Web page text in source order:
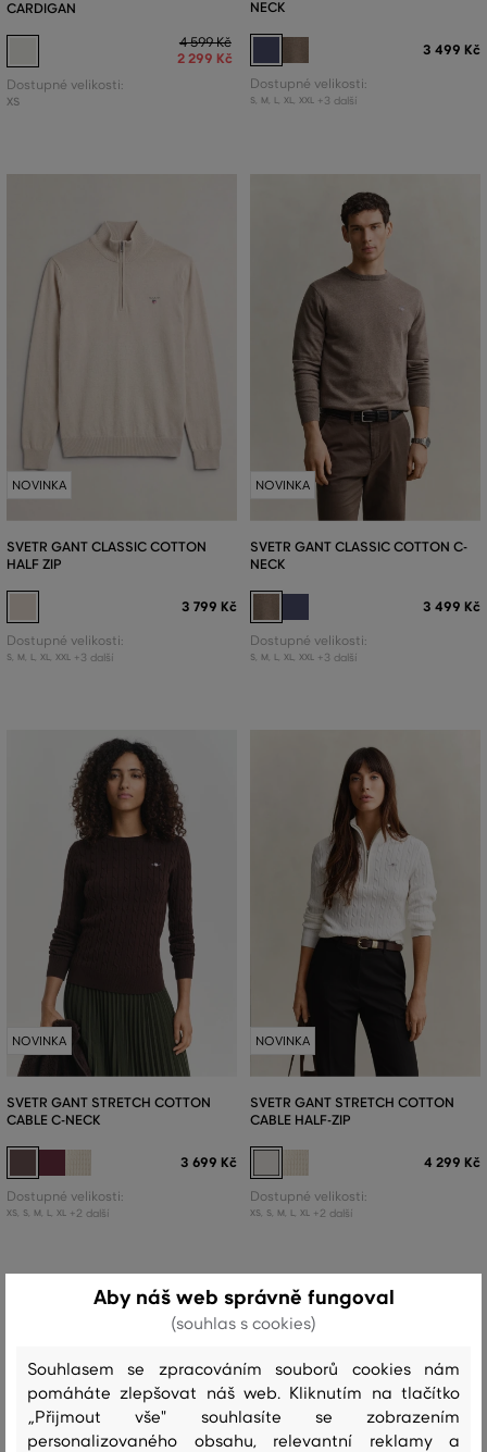
CARDIGAN
4 599 Kč
2 299 Kč
Dostupné velikosti:
XS
NECK
3 499 Kč
Dostupné velikosti:
S, M L, XL, XXL +3 další
NOVINKA
SVETR GANT CLASSIC COTTON
HALF ZIP
3 799 Kč
Dostupné velikosti:
S, M L, XL, XXL +3 další
NOVINKA
SVETR GANT CLASSIC COTTON C-
NECK
3 499 Kč
Dostupné velikosti:
S, M L, XL, XXL +3 další
NOVINKA
SVETR GANT STRETCH COTTON
CABLE C-NECK
3 699 Kč
Dostupné velikosti:
XS, S, M L, XL +2 další
NOVINKA
SVETR GANT STRETCH COTTON
CABLE HALF-ZIP
4 299 Kč
Dostupné velikosti:
XS, S, M L, XL +2 další
Aby náš web správně fungoval
(souhlas s cookies)
Souhlasem se zpracováním souborů cookies nám
pomáháte zlepšovat náš web. Kliknutím na tlačítko
„Přijmout vše" souhlasíte se zobrazením
personalizovaného obsahu, relevantní reklamy a